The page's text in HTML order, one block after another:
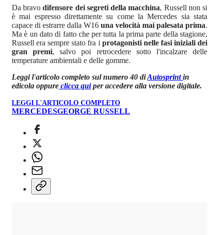
Da bravodifensore dei segreti della macchina, Russell non si
è mai espresso direttamente su come la Mercedes sia stata
capace di estrarre dalla W16 una velocità mai palesata prima.
Ma è un dato di fatto che per tutta la prima parte della stagione,
Russell era sempre stato fra i protagonisti nelle fasi iniziali dei
gran premi, salvo poi retrocedere sotto l'incalzare delle
temperature ambientali e delle gomme.
Leggi l'articolo completo sul numero 40 diAutosprintin
edicola oppure clicca quiper accedere alla versione digitale.
LEGGI L'ARTICOLO COMPLETO
MERCEDESGEORGE RUSSELL